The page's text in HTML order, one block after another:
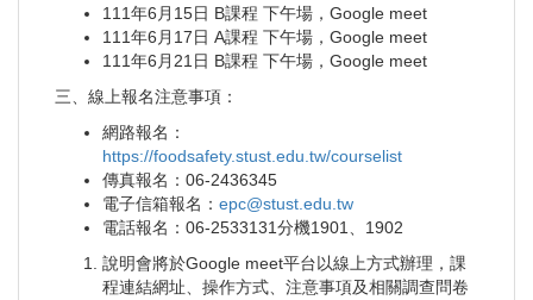
111年6月15日 B課程 下午場，Google meet
111年6月17日 A課程 下午場，Google meet
111年6月21日 B課程 下午場，Google meet
三、線上報名注意事項：
網路報名：
https://foodsafety.stust.edu.tw/courselist
傳真報名：06-2436345
電子信箱報名： epc@stust.edu.tw
電話報名：06-2533131分機1901、1902
說明會將於Google meet平台以線上方式辦理，課
程連結網址、操作方式、注意事項及相關調查問卷